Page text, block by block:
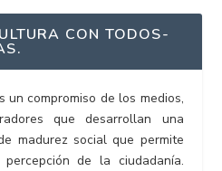
CON TODOS-
un compromiso de los medios,
que desarrollan una
madurez social que permite
de la ciudadanía.